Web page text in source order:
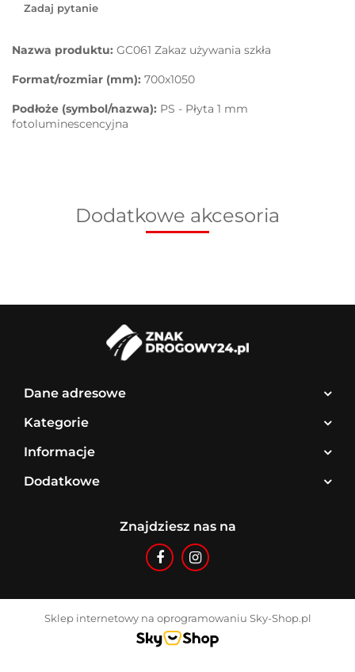
Zadaj pytanie
Nazwa produktu: GC061 Zakaz używania szkła
Format/rozmiar (mm): 700x1050
Podłoże (symbol/nazwa): PS - Płyta 1 mm
fotoluminescencyjna
Dodatkowe akcesoria
Dane adresowe
Kategorie
Informacje
Dodatkowe
Znajdziesz nas na
Sklep internetowy na oprogramowaniu Sky-Shop.pl